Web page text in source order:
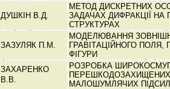
ДУШКІН В.Д.
МЕТОД ДИСКРЕТНИХ
ЗАДАЧАХ ДИФРАКЦІЇ
СТРУКТУРАХ
ЗАЗУЛЯК П.М.
МОДЕЛЮВАННЯ
ГРАВІТАЦІЙНОГО ПОЛЯ,
ФІГУРИ
ЗАХАРЕНКО
В.В.
РОЗРОБКА
ПЕРЕШКОДОЗАХИЩЕНИХ
МАЛОШУМЛЯЧИХ